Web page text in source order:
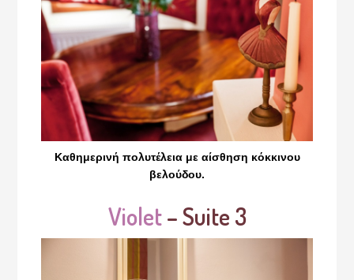
Καθημερινή πολυτέλεια με αίσθηση κόκκινου
βελούδου.
Violet– Suite 3